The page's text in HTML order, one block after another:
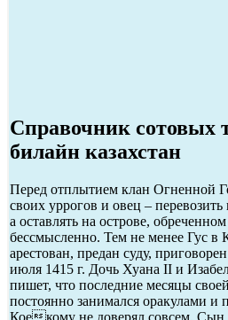
Справочник сотовых
билайн казахстан
Перед отплытием клан Огненной
своих уррогов и овец –
а оставлять на острове,
бессмысленно. Тем не менее Гус в
арестован, предан суду,
июля 1415 г. Дочь Хуана II и
пишет, что последние месяцы
постоянно занимался оракулами и
Коекому не доверял совсем.